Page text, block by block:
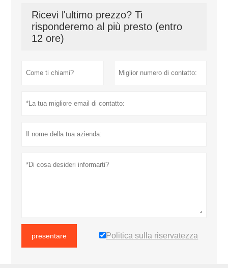
Ricevi l'ultimo prezzo? Ti
risponderemo al più presto (entro
12 ore)
presentare Politica sulla riservatezza